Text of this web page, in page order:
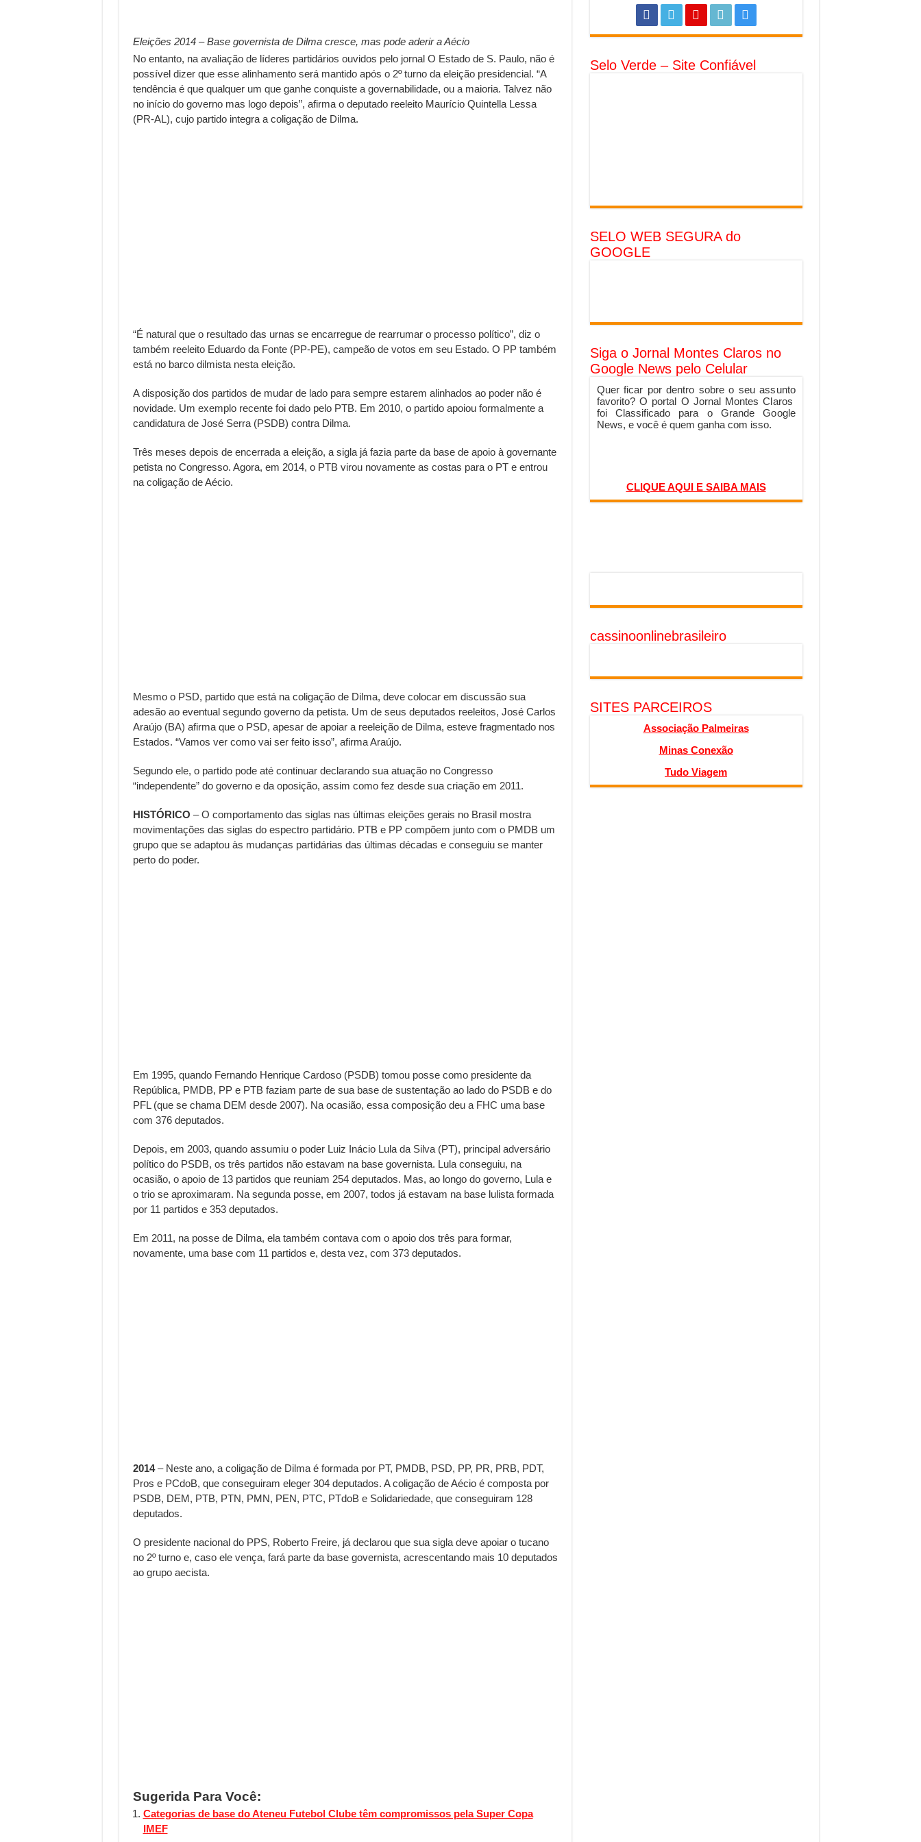
Eleições 2014 – Base governista de Dilma cresce, mas pode aderir a Aécio
No entanto, na avaliação de líderes partidários ouvidos pelo jornal O Estado de S. Paulo, não é
possível dizer que esse alinhamento será mantido após o 2º turno da eleição presidencial. “A
tendência é que qualquer um que ganhe conquiste a governabilidade, ou a maioria. Talvez não
no início do governo mas logo depois”, afirma o deputado reeleito Maurício Quintella Lessa
(PR-AL), cujo partido integra a coligação de Dilma.
“É natural que o resultado das urnas se encarregue de rearrumar o processo político”, diz o
também reeleito Eduardo da Fonte (PP-PE), campeão de votos em seu Estado. O PP também
está no barco dilmista nesta eleição.
A disposição dos partidos de mudar de lado para sempre estarem alinhados ao poder não é
novidade. Um exemplo recente foi dado pelo PTB. Em 2010, o partido apoiou formalmente a
candidatura de José Serra (PSDB) contra Dilma.
Três meses depois de encerrada a eleição, a sigla já fazia parte da base de apoio à governante
petista no Congresso. Agora, em 2014, o PTB virou novamente as costas para o PT e entrou
na coligação de Aécio.
Mesmo o PSD, partido que está na coligação de Dilma, deve colocar em discussão sua
adesão ao eventual segundo governo da petista. Um de seus deputados reeleitos, José Carlos
Araújo (BA) afirma que o PSD, apesar de apoiar a reeleição de Dilma, esteve fragmentado nos
Estados. “Vamos ver como vai ser feito isso”, afirma Araújo.
Segundo ele, o partido pode até continuar declarando sua atuação no Congresso
“independente” do governo e da oposição, assim como fez desde sua criação em 2011.
HISTÓRICO – O comportamento das siglas nas últimas eleições gerais no Brasil mostra
movimentações das siglas do espectro partidário. PTB e PP compõem junto com o PMDB um
grupo que se adaptou às mudanças partidárias das últimas décadas e conseguiu se manter
perto do poder.
Em 1995, quando Fernando Henrique Cardoso (PSDB) tomou posse como presidente da
República, PMDB, PP e PTB faziam parte de sua base de sustentação ao lado do PSDB e do
PFL (que se chama DEM desde 2007). Na ocasião, essa composição deu a FHC uma base
com 376 deputados.
Depois, em 2003, quando assumiu o poder Luiz Inácio Lula da Silva (PT), principal adversário
político do PSDB, os três partidos não estavam na base governista. Lula conseguiu, na
ocasião, o apoio de 13 partidos que reuniam 254 deputados. Mas, ao longo do governo, Lula e
o trio se aproximaram. Na segunda posse, em 2007, todos já estavam na base lulista formada
por 11 partidos e 353 deputados.
Em 2011, na posse de Dilma, ela também contava com o apoio dos três para formar,
novamente, uma base com 11 partidos e, desta vez, com 373 deputados.
2014– Neste ano, a coligação de Dilma é formada por PT, PMDB, PSD, PP, PR, PRB, PDT,
Pros e PCdoB, que conseguiram eleger 304 deputados. A coligação de Aécio é composta por
PSDB, DEM, PTB, PTN, PMN, PEN, PTC, PTdoB e Solidariedade, que conseguiram 128
deputados.
O presidente nacional do PPS, Roberto Freire, já declarou que sua sigla deve apoiar o tucano
no 2º turno e, caso ele vença, fará parte da base governista, acrescentando mais 10 deputados
ao grupo aecista.
Sugerida Para Você:
Categorias de base do Ateneu Futebol Clube têm compromissos pela Super Copa
IMEF
Selo Verde – Site Confiável
SELO WEB SEGURA do
GOOGLE
Siga o Jornal Montes Claros no
Google News pelo Celular
Quer ficar por dentro sobre o seu assunto
favorito? O portal O Jornal Montes Claros
foi Classificado para o Grande Google
News, e você é quem ganha com isso.
CLIQUE AQUI E SAIBA MAIS
cassinoonlinebrasileiro
SITES PARCEIROS
Associação Palmeiras
Minas Conexão
Tudo Viagem